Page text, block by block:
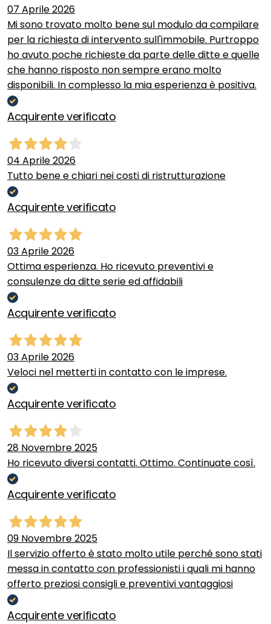
07 Aprile 2026
Mi sono trovato molto bene sul modulo da compilare
per la richiesta di intervento sull'immobile. Purtroppo
ho avuto poche richieste da parte delle ditte e quelle
che hanno risposto non sempre erano molto
disponibili. In complesso la mia esperienza è positiva.
Acquirente verificato
04 Aprile 2026
Tutto bene e chiari nei costi di ristrutturazione
Acquirente verificato
03 Aprile 2026
Ottima esperienza. Ho ricevuto preventivi e
consulenze da ditte serie ed affidabili
Acquirente verificato
03 Aprile 2026
Veloci nel metterti in contatto con le imprese.
Acquirente verificato
28 Novembre 2025
Ho ricevuto diversi contatti. Ottimo. Continuate così.
Acquirente verificato
09 Novembre 2025
Il servizio offerto è stato molto utile perché sono stati
messa in contatto con professionisti i quali mi hanno
offerto preziosi consigli e preventivi vantaggiosi
Acquirente verificato